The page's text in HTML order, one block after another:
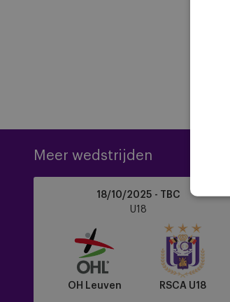
Meer wedstrijden
18/10/2025 - TBC
U18
OH Leuven RSCA U18